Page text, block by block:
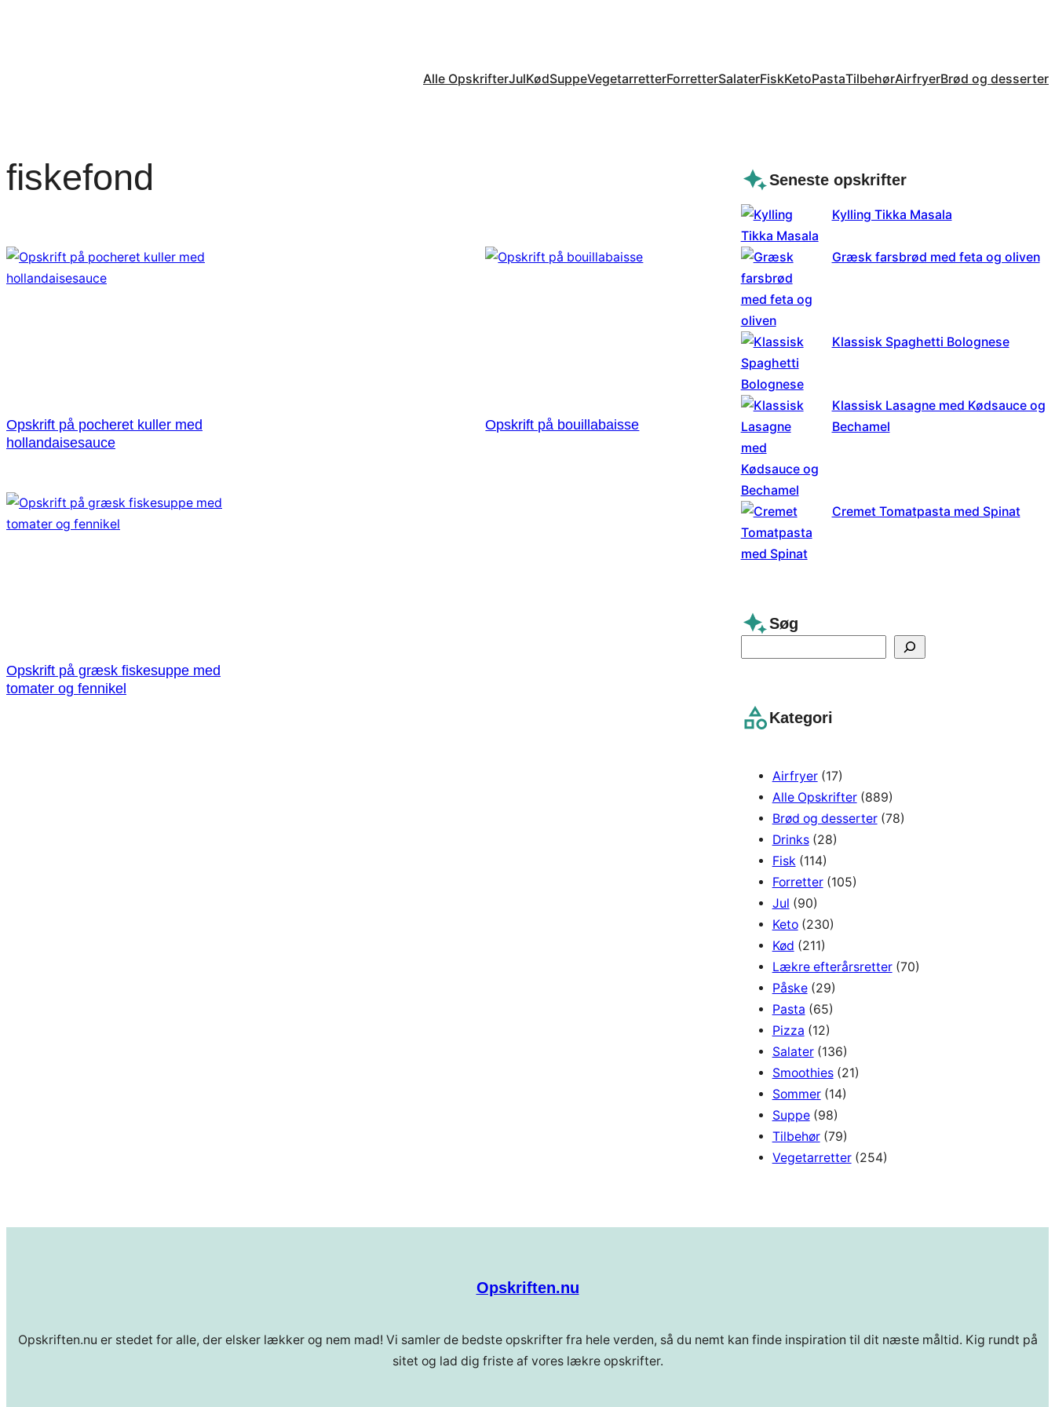
Alle OpskrifterJulKødSuppeVegetarretterForretterSalaterFiskKetoPastaTilbehørAirfryerBrød og desserter
fiskefond
Opskrift på pocheret kuller med
hollandaisesauce
Opskrift på bouillabaisse
Opskrift på græsk fiskesuppe med
tomater og fennikel
Seneste opskrifter
Kylling Tikka Masala
Græsk farsbrød med feta og oliven
Klassisk Spaghetti Bolognese
Klassisk Lasagne med Kødsauce og
Bechamel
Cremet Tomatpasta med Spinat
Søg
c
Kategori
Airfryer(17)
Alle Opskrifter(889)
Brød og desserter(78)
Drinks(28)
Fisk (114)
Forretter(105)
Jul (90)
Keto(230)
Kød (211)
Lækre efterårsretter(70)
Påske(29)
Pasta (65)
Pizza (12)
Salater(136)
Smoothies(21)
Sommer(14)
Suppe(98)
Tilbehør(79)
Vegetarretter(254)
Opskriften.nu
Opskriften.nu er stedet for alle, der elsker lækker og nem mad! Vi samler de bedste opskrifter fra hele verden, så du nemt kan finde inspiration til dit næste måltid. Kig rundt på
sitet og lad dig friste af vores lækre opskrifter.